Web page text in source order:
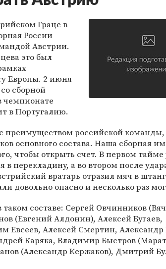
Граце в
России
Австрии.
это был
Европы. 2 июня
сборной
чемпионате
в Португалию.
преимуществом российской команды,
основного состава. Наша сборная
чтобы открыть счет. В первом тайме
перекладину, а во втором после
вратарь отразил мяч в
довольно опасно и несколько раз
таком составе: Сергей Овчинников
(Евгений Алдонин), Алексей Бугаев,
Евсеев, Алексей Смертин,
Каряка, Владимир Быстров (Марат
(Александр Кержаков), Дмитрий